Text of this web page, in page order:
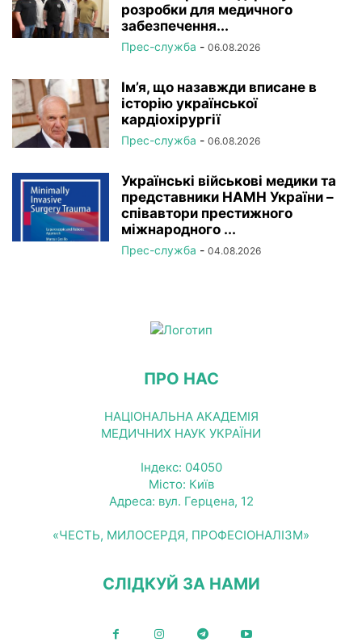
розробки для медичного
забезпечення...
Прес-служба - 06.08.2026
Ім’я, що назавжди вписане в
історію української
кардіохірургії
Прес-служба - 06.08.2026
Українські військові медики та
представники НАМН України –
співавтори престижного
міжнародного ...
Прес-служба - 04.08.2026
ПРО НАС
НАЦІОНАЛЬНА АКАДЕМІЯ
МЕДИЧНИХ НАУК УКРАЇНИ
Індекс: 04050
Місто: Київ
Адреса: вул. Герцена, 12
«ЧЕСТЬ, МИЛОСЕРДЯ, ПРОФЕСІОНАЛІЗМ»
СЛІДКУЙ ЗА НАМИ